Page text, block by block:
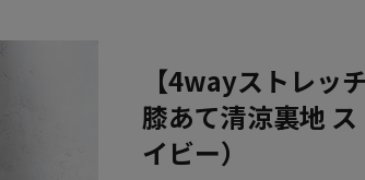
【4wayストレッ
膝あて清涼裏地
イビー）